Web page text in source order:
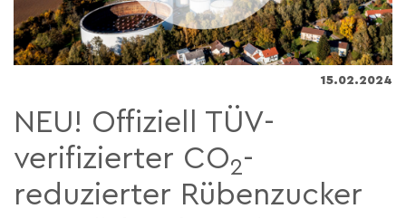
15.02.2024
NEU! Offiziell TÜV-
verifizierter CO2-
reduzierter Rübenzucker